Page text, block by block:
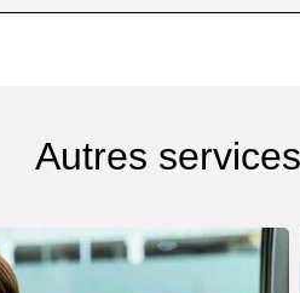
Autres